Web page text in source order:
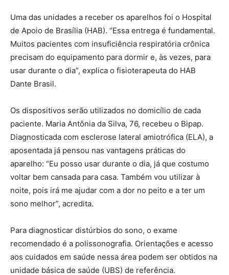
Uma das unidades a receber os aparelhos foi o Hospital
de Apoio de Brasília (HAB). “Essa entrega é fundamental.
Muitos pacientes com insuficiência respiratória crônica
precisam do equipamento para dormir e, às vezes, para
usar durante o dia”, explica o fisioterapeuta do HAB
Dante Brasil.
Os dispositivos serão utilizados no domicílio de cada
paciente. Maria Antônia da Silva, 76, recebeu o Bipap.
Diagnosticada com esclerose lateral amiotrófica (ELA), a
aposentada já pensou nas vantagens práticas do
aparelho: “Eu posso usar durante o dia, já que costumo
voltar bem cansada para casa. Também vou utilizar à
noite, pois irá me ajudar com a dor no peito e a ter um
sono melhor”, acredita.
Para diagnosticar distúrbios do sono, o exame
recomendado é a polissonografia. Orientações e acesso
aos cuidados em saúde nessa área podem ser obtidos na
unidade básica de saúde (UBS) de referência.